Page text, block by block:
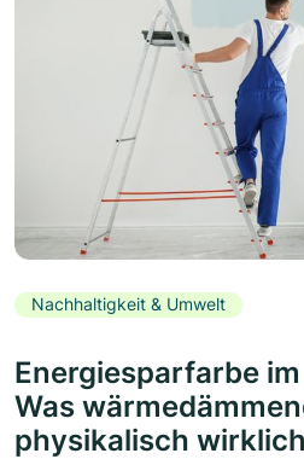
Nachhaltigkeit & Umwelt
Energiesparfarbe
Was
physikalisch